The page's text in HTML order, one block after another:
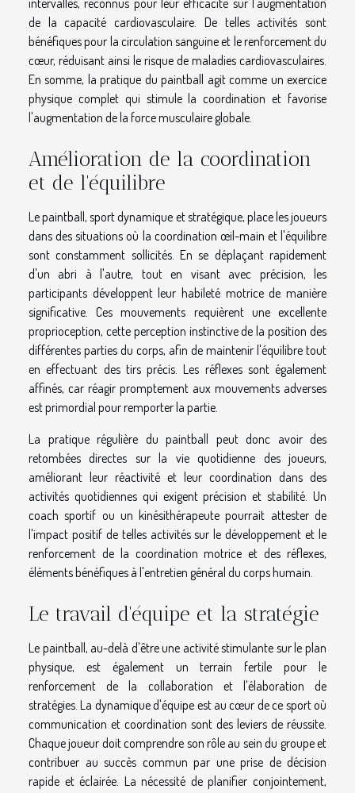
de la capacité cardiovasculaire. De telles activités sont
bénéfiques pour la circulation sanguine et le renforcement du
cœur, réduisant ainsi le risque de maladies cardiovasculaires.
En somme, la pratique du paintball agit comme un exercice
physique complet qui stimule la coordination et favorise
l'augmentation de la force musculaire globale.
Amélioration de la coordination
et de l'équilibre
Le paintball, sport dynamique et stratégique, place les joueurs
dans des situations où la coordination œil-main et l'équilibre
sont constamment sollicités. En se déplaçant rapidement
d'un abri à l'autre, tout en visant avec précision, les
participants développent leur habileté motrice de manière
significative. Ces mouvements requièrent une excellente
proprioception, cette perception instinctive de la position des
différentes parties du corps, afin de maintenir l'équilibre tout
en effectuant des tirs précis. Les réflexes sont également
affinés, car réagir promptement aux mouvements adverses
est primordial pour remporter la partie.
La pratique régulière du paintball peut donc avoir des
retombées directes sur la vie quotidienne des joueurs,
améliorant leur réactivité et leur coordination dans des
activités quotidiennes qui exigent précision et stabilité. Un
coach sportif ou un kinésithérapeute pourrait attester de
l'impact positif de telles activités sur le développement et le
renforcement de la coordination motrice et des réflexes,
éléments bénéfiques à l'entretien général du corps humain.
Le travail d'équipe et la stratégie
Le paintball, au-delà d'être une activité stimulante sur le plan
physique, est également un terrain fertile pour le
renforcement de la collaboration et l'élaboration de
stratégies. La dynamique d'équipe est au cœur de ce sport où
communication et coordination sont des leviers de réussite.
Chaque joueur doit comprendre son rôle au sein du groupe et
contribuer au succès commun par une prise de décision
rapide et éclairée. La nécessité de planifier conjointement,